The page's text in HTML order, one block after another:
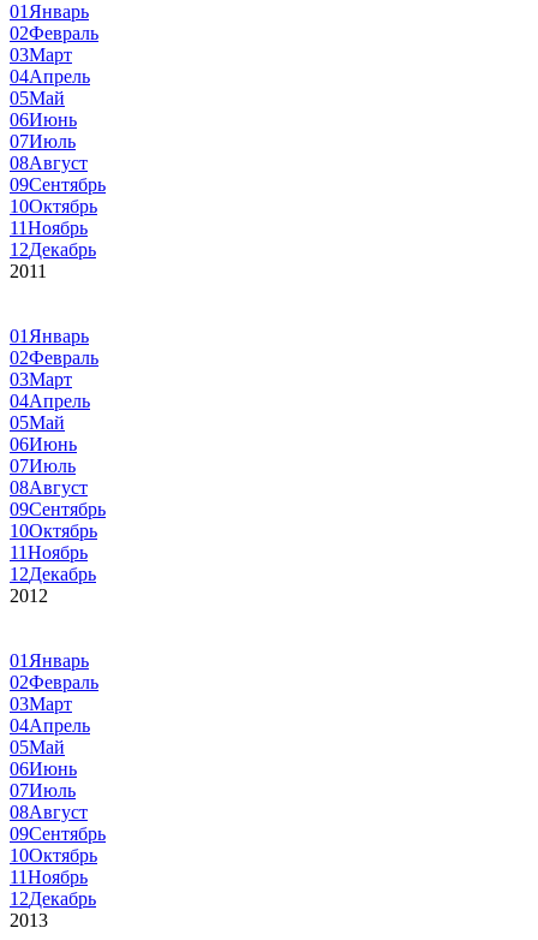
01 Январь
02Февраль
03Март
04Апрель
05Май
06Июнь
07Июль
08Август
09Сентябрь
10Октябрь
11Ноябрь
12Декабрь
2011
01 Январь
02Февраль
03Март
04Апрель
05Май
06Июнь
07Июль
08Август
09Сентябрь
10Октябрь
11Ноябрь
12Декабрь
2012
01 Январь
02Февраль
03Март
04Апрель
05Май
06Июнь
07Июль
08Август
09Сентябрь
10Октябрь
11Ноябрь
12Декабрь
2013